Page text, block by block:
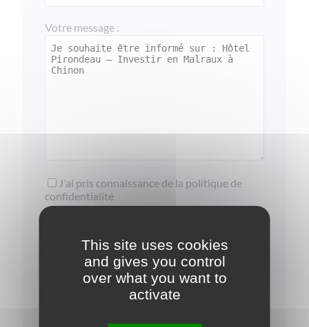
Votre message :
J'ai pris connaissance de la politique de
confidentialité
This site uses cookies
and gives you control
over what you want to
activate